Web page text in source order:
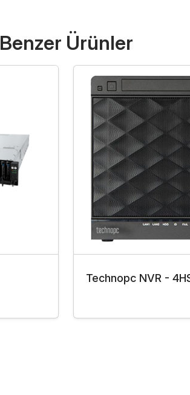
Benzer Ürünler
Technopc NVR -